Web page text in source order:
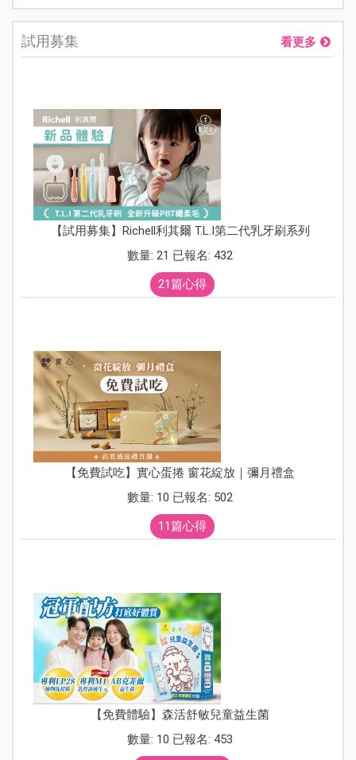
試用募集 看更多
【試用募集】Richell利其爾 T.L.I第二代乳牙刷系列
數量: 21 已報名: 432
21篇心得
【免費試吃】實心蛋捲 窗花綻放｜彌月禮盒
數量: 10 已報名: 502
11篇心得
【免費體驗】森活舒敏兒童益生菌
數量: 10 已報名: 453